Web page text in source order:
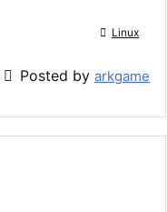
 Linux
 Posted by arkgame